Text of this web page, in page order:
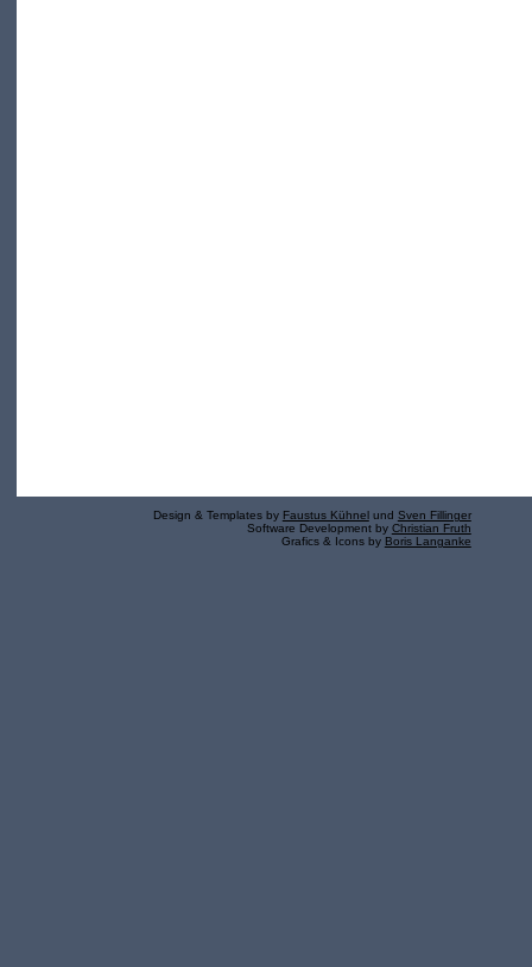
Design & Templates by Faustus Kühnel und Sven Fillinger
Software Development by Christian Fruth
Grafics & Icons by Boris Langanke